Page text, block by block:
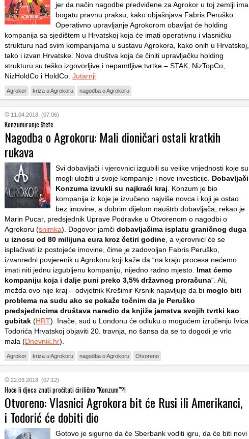
jer da način nagodbe predviđene za Agrokor u toj zemlji ima
bogatu pravnu praksu, kako objašnjava Fabris Peruško.
Operativno upravljanje Agrokorom obavljat će holding
kompanija sa sjedištem u Hrvatskoj koja će imati operativnu i vlasničku
strukturu nad svim kompanijama u sustavu Agrokora, kako onih u Hrvatskoj,
tako i izvan Hrvatske. Nova društva koja će činiti upravljačku holding
strukturu su teško izgovorljive i nepamtljive tvrtke – STAK, NizTopCo,
NizHoldCo i HoldCo. Jutarnji
Agrokor kriza u Agrokoru nagodba o Agrokoru
11.04.2018. (07:06)
Konzumiranje štete
Nagodba o Agrokoru: Mali dioničari ostali kratkih
rukava
Svi dobavljači i vjerovnici izgubili su velike vrijednosti koje su
mogli uložiti u svoje kompanije i nove investicije. Dobavljači
Konzuma izvukli su najkraći kraj . Konzum je bio
kompanija iz koje je izvučeno najviše novca i koji je ostao
bez imovine, a dobrim dijelom nauštrb dobavljača, rekao je
Marin Pucar, predsjednik Uprave Podravke u Otvorenom o nagodbi o
Agrokoru (snimka). Dogovor jamči dobavljačima isplatu graničnog duga
u iznosu od 80 milijuna eura kroz četiri godine , a vjerovnici će se
isplaćivati iz postojeće imovine, čime je zadovoljan Fabris Peruško,
izvanredni povjerenik u Agrokoru koji kaže da “na kraju procesa nećemo
imati niti jednu izgubljenu kompaniju, nijedno radno mjesto. Imat ćemo
kompaniju koja i dalje puni preko 3,5% državnog proračuna“. Ali,
možda ovo nije kraj – odvjetnik Krešimir Krsnik najavljuje da bi moglo biti
problema na sudu ako se pokaže točnim da je Peruško
predsjednicima društava naredio da knjiže jamstva svojih tvrtki kao
gubitak (HRT). Inače, sud u Londonu će odluku o mogućem izručenju Ivica
Todorića Hrvatskoj objaviti 20. travnja, no šansa da se to dogodi je vrlo
mala (Dnevnik.hr).
Agrokor kriza u Agrokoru nagodba o Agrokoru Otvoreno
22.03.2018. (07:12)
Hoće li djeca znati pročitati ćirilično "Konzum"?!
Otvoreno: Vlasnici Agrokora bit će Rusi ili Amerikanci,
i Todorić će dobiti dio
Gotovo je sigurno da će Sberbank voditi igru, da će biti novi